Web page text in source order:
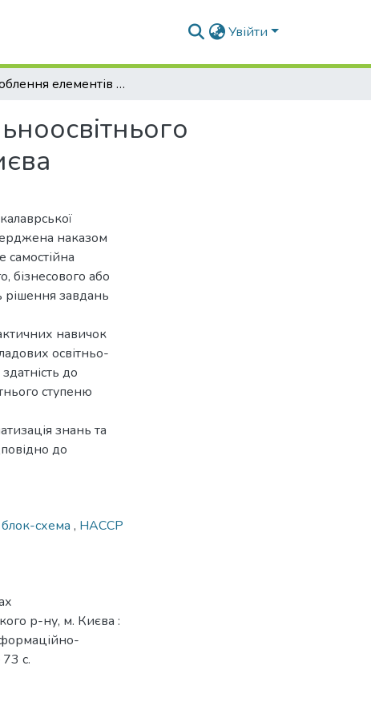
Увійти
Розроблення елементів НАССР в умовах загальноосвітнього навчального закладу Голосіївського р-ну, м. Києва
наказом
самостійна
бізнесового або
рішення завдань
навичок
освітньо-
до
ступеню
знань та
до
блок-схема , НАССР
р-ну, м. Києва :
с.